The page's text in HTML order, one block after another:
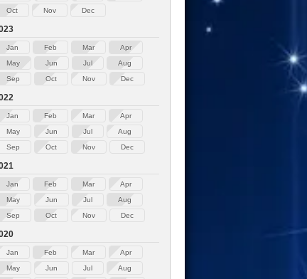
Oct
Nov Dec
Jan Feb Mar
Apr
May
Jun Jul
Aug
Sep
Oct Nov Dec
Jan Feb Mar
Apr
May
Jun Jul
Aug
Sep
Oct Nov Dec
Jan Feb Mar
Apr
May
Jun Jul
Aug
Sep
Oct Nov Dec
Jan Feb Mar
Apr
May
Jun Jul
Aug